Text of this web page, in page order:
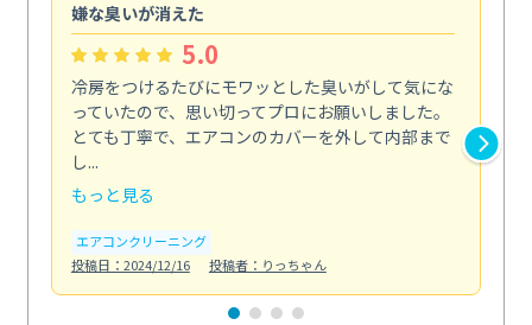
嫌な臭いが消えた
5.0
冷房をつけるたびにモワッとした臭いがして気にな
っていたので、思い切ってプロにお願いしました。
とても丁寧で、エアコンのカバーを外して内部まで
し...
もっと見る
エアコンクリーニング
投稿日：2024/12/16
投稿者：りっちゃん